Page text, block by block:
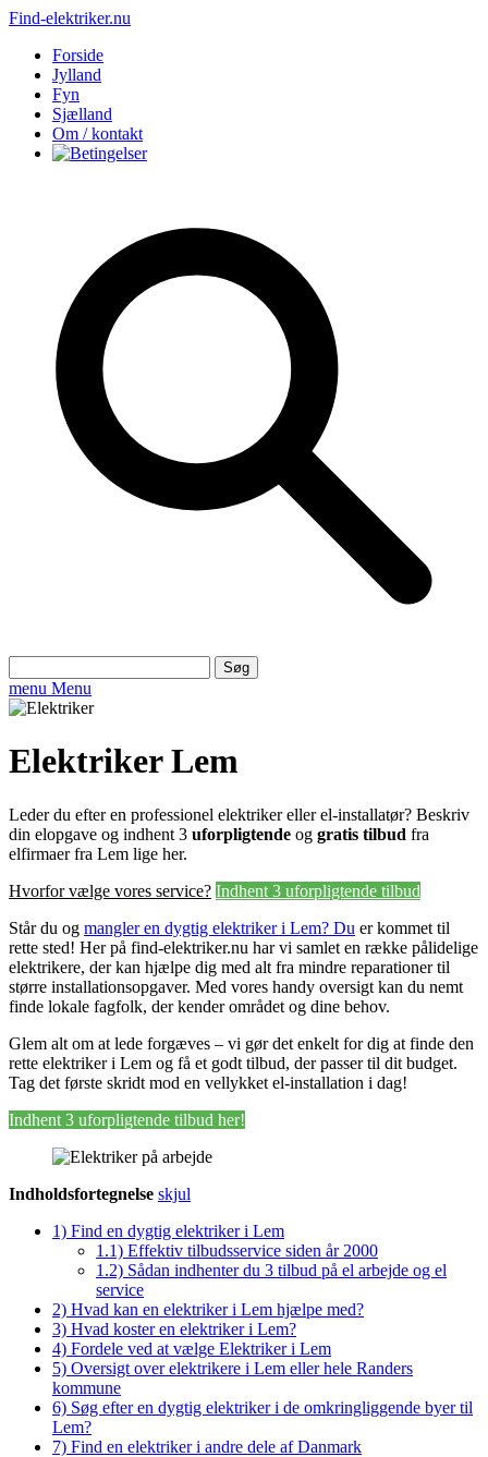
Find-elektriker.nu
Forside
Jylland
Fyn
Sjælland
Om / kontakt
efter:
menu Menu
Elektriker Lem
Leder du efter en professionel elektriker eller el-installatør? Beskriv
din elopgave og indhent 3 uforpligtende og gratis tilbud fra
elfirmaer fra Lem lige her.
Hvorfor vælge vores service? Indhent 3 uforpligtende tilbud
Står du og mangler en dygtig elektriker i Lem? Du er kommet til
rette sted! Her på find-elektriker.nu har vi samlet en række pålidelige
elektrikere, der kan hjælpe dig med alt fra mindre reparationer til
større installationsopgaver. Med vores handy oversigt kan du nemt
finde lokale fagfolk, der kender området og dine behov.
Glem alt om at lede forgæves – vi gør det enkelt for dig at finde den
rette elektriker i Lem og få et godt tilbud, der passer til dit budget.
Tag det første skridt mod en vellykket el-installation i dag!
Indhent 3 uforpligtende tilbud her!
Indholdsfortegnelse skjul
1) Find en dygtig elektriker i Lem
1.1) Effektiv tilbudsservice siden år 2000
1.2) Sådan indhenter du 3 tilbud på el arbejde og el
service
2) Hvad kan en elektriker i Lem hjælpe med?
3) Hvad koster en elektriker i Lem?
4) Fordele ved at vælge Elektriker i Lem
5) Oversigt over elektrikere i Lem eller hele Randers
kommune
6) Søg efter en dygtig elektriker i de omkringliggende byer til
Lem?
7) Find en elektriker i andre dele af Danmark